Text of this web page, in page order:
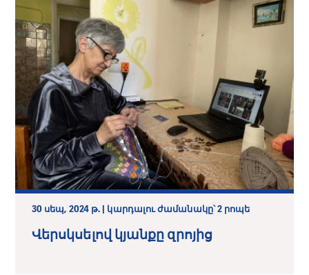
30 սեպ, 2024 թ. | կարդալու ժամանակը՝ 2 րոպե
Վերսկսելով կյանքը զրոյից